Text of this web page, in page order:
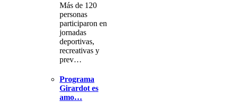
Más de 120
personas
participaron en
jornadas
deportivas,
recreativas y
prev…
Programa
Girardot es
amo…